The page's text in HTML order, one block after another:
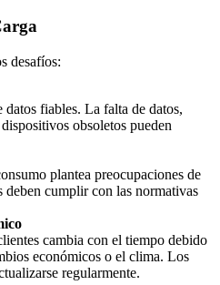
desafíos:
fiables. La falta de datos,
obsoletos pueden
plantea preocupaciones de
cumplir con las normativas
cambia con el tiempo debido
económicos o el clima. Los
regularmente.